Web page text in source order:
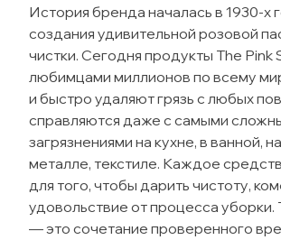
История бренда началась в 1930-х
создания удивительной розовой
чистки. Сегодня продукты The Pink
любимцами миллионов по всему
и быстро удаляют грязь с любых
справляются даже с самыми
загрязнениями на кухне, в ванной,
металле, текстиле. Каждое
для того, чтобы дарить чистоту,
удовольствие от процесса уборки.
— это сочетание проверенного